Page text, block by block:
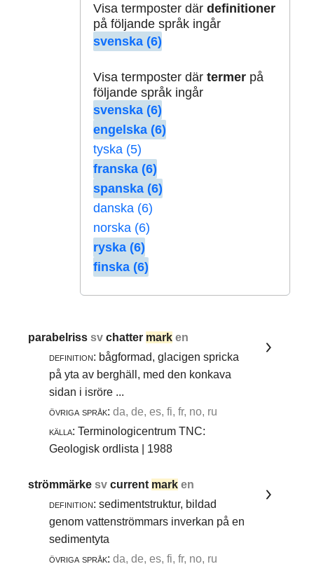
Visa termposter där definitioner
på följande språk ingår
svenska (6)
Visa termposter där termerpå
följande språk ingår
svenska (6)
engelska (6)
tyska (5)
franska (6)
spanska (6)
danska (6)
norska (6)
ryska (6)
finska (6)
parabelrisssvchatter mark en
definition: bågformad, glacigen spricka
på yta av berghäll, med den konkava
sidan i isröre ...
övriga språk: da, de, es, fi, fr, no, ru
källa: Terminologicentrum TNC:
Geologisk ordlista | 1988
strömmärkesvcurrent mark en
definition: sedimentstruktur, bildad
genom vattenströmmars inverkan på en
sedimentyta
övriga språk: da, de, es, fi, fr, no, ru